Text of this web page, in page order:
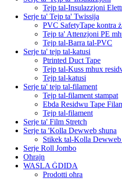
Tejp tal-Insulazzjoni
Serje ta' Tejp ta' Twissija
PVC SafetyTape kontra
Tejp ta' Attenzjoni PE
Tejp tal-Barra tal-PVC
Serje ta' tejp tal-katusi
Ptrinted Duct Tape
Tejp tal-Kuss mhux
Tejp tal-katusi
Serje ta' tejp tal-filament
Tejp tal-filament stampat
Ebda Residwu Tape
Tejp tal-filament
Serje ta' Film Stretch
Serje ta 'Kolla Dewweb sħuna
Stikek tal-Kolla Dewweb
Serje Roll Jombo
Oħrajn
WASLA ĠDIDA
Prodotti oħra